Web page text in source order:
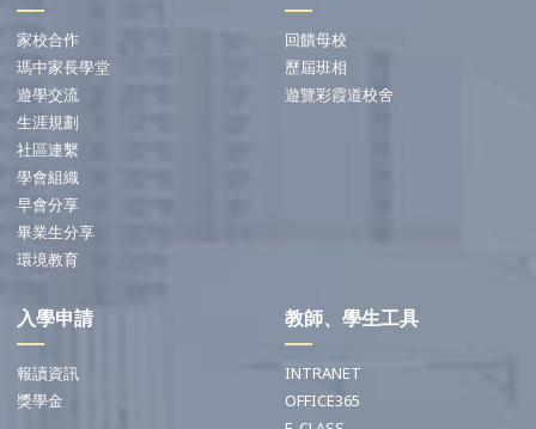
家校合作
瑪中家長學堂
遊學交流
生涯規劃
社區連繫
學會組織
早會分享
畢業生分享
環境教育
回饋母校
歷屆班相
遊覽彩霞道校舍
入學申請
報讀資訊
獎學金
教師、學生工具
INTRANET
OFFICE365